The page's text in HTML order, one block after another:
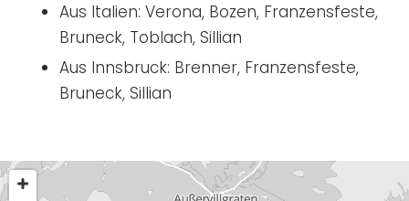
Aus Italien: Verona, Bozen, Franzensfeste,
Bruneck, Toblach, Sillian
Aus Innsbruck: Brenner, Franzensfeste,
Bruneck, Sillian